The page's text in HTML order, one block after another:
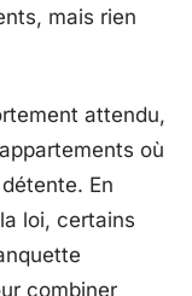
mais rien
attendu,
où
En
loi, certains
combiner